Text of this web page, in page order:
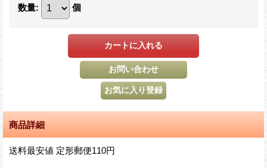
数量: 個
商品詳細
送料最安値 定形郵便110円